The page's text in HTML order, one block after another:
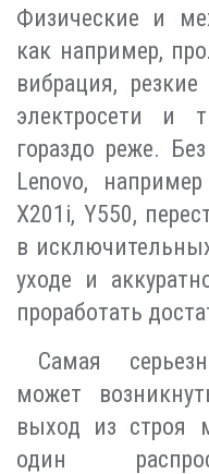
Физические и
как например,
вибрация,
электросети и
гораздо реже.
Lenovo,
X201i, Y550,
в
уходе и
проработать
Самая
может
выход из строя
один